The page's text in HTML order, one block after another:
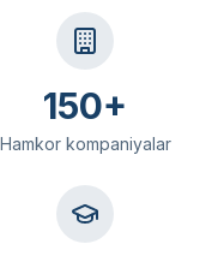
150+
Hamkor kompaniyalar